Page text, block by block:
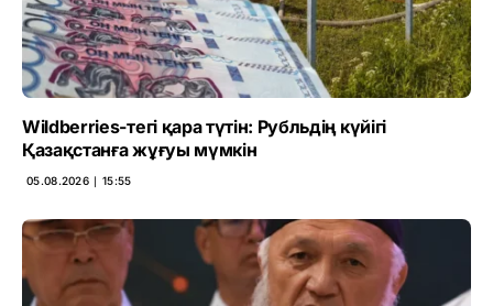
Wildberries-тегі қара түтін: Рубльдің күйігі
Қазақстанға жұғуы мүмкін
05.08.2026 ∣ 15:55